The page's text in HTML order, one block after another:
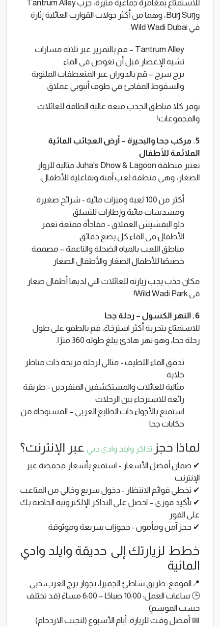
للاستمتاع بمغامرة جماعية مثيرة، جرب Tantrum Alley
وBurj Surj، وهما من أكثر جولات القوارب العائلية إثارة
في Wild Wadi Dubai.
Tantrum Alley – قم بالتمرير عبر ثلاثة مسارات
تشبه الإعصار قبل أن تغوص في الماء
برج سرج – قم بالدوران عبر المنعطفات الملتوية
والسقوط المفاجئ في طوف أنبوبي عملاق
توفر كلا مناطق الجذب متعة عالية الطاقة للعائلات
والمجموعات!
5. مركب جحا والبحيرة – أرض العجائب المائية
الملائمة للأطفال
تعتبر منطقة Juha's Dhow & Lagoon مثالية للزوار
الصغار، وهي منطقة لعب آمنة وتفاعلية للأطفال.
أكثر من 100 لعبة وميزات مائية - شرائح صغيرة
ومسدسات مائية وإطارات للتسلق
دلو البقشيش العملاق - مفاجأة ممتعة تغمر
الأطفال في الماء كل بضع دقائق
مناطق اللعب بالمياه الضحلة والناعمة – مصممة
خصيصًا للأطفال الصغار والأطفال الصغار
مكان جذب يجب زيارته للعائلات التي لديها أطفال صغار
في Wild Wadi Park!
6. النهر الكسول – رحلة جحا
للاستمتاع بتجربة أكثر استرخاءً، قم بالطفو على طول
رحلة جحا، وهو نهر هادئ يبلغ طوله 360 مترًا.
تدفق الماء اللطيف - مثالي لرحلة مريحة ذات مناظر
خلابة
مثالية للعائلات والمستكشفين المنفردين - طريقة
رائعة للاسترخاء بين الرحلات
استمتع بالأجواء ذات الطابع العربي – المستوحاة من
حكايات جحا
لماذا حجز تذاكر وايلد وادي دبي عبر الإنترنت؟
✔ ضمان أفضل الأسعار - استمتع بأسعار مخفضة عبر
الإنترنت
✔ تخطي قوائم الانتظار - دخول سريع وخالي من المتاعب
✔ تأكيد فوري – احصل على التذاكر الإلكترونية الخاصة بك
على الفور
✔ حجز آمن ومأمون - حجوزات سريعة وموثوقة
خطط لزيارتك إلى حديقة وايلد وادي
المائية
📍الموقع: طريق شاطئ الجميرا، بجوار برج العرب، دبي
🕒 ساعات العمل: 10:00 صباحًا – 6:00 مساءً (قد تختلف
حسب الموسم)
📅 أفضل وقت للزيارة: أيام الأسبوع (لتجنب الازدحام)